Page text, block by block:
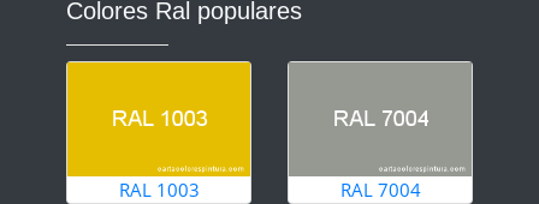
Colores Ral populares
RAL 1003 RAL 7004